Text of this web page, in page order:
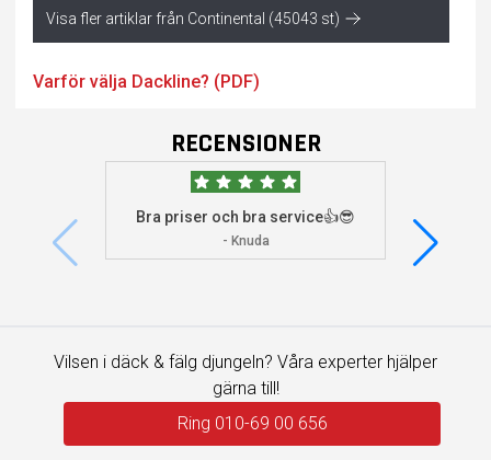
Visa fler artiklar från Continental (45043 st)
Varför välja Dackline? (PDF)
RECENSIONER
Bra priser och bra service👍😎
- Knuda
Vilsen i däck & fälg djungeln? Våra experter hjälper
gärna till!
Ring 010-69 00 656